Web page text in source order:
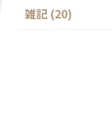
雑記 (20)